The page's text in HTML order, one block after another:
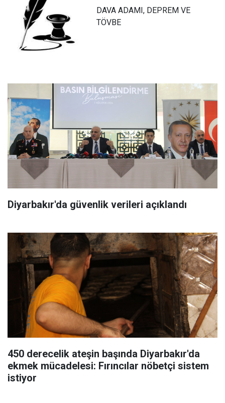
DAVA ADAMI, DEPREM VE
TÖVBE
Diyarbakır'da güvenlik verileri açıklandı
450 derecelik ateşin başında Diyarbakır'da
ekmek mücadelesi: Fırıncılar nöbetçi sistem
istiyor